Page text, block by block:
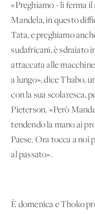
«Preghiamo - li ferma
Mandela, in questo
Tata, e preghiamo
sudafricani, è sdraiato
attaccata alle
a lungo», dice Thabo,
con la sua scolaresca,
Pieterson. «Però
tendendo la mano ai
Paese. Ora tocca a
al passato».
È domenica e Thoko